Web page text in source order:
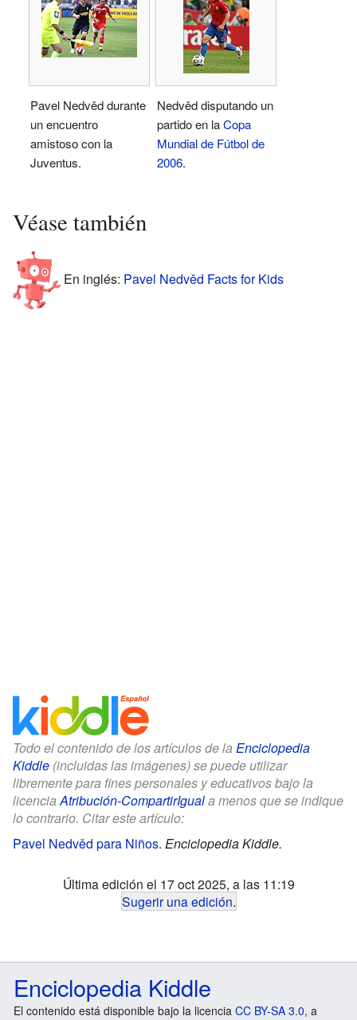
Pavel Nedvěd durante
un encuentro
amistoso con la
Juventus.
Nedvěd disputando un
partido en laCopa
Mundial de Fútbol de
2006.
Véase también
En inglés: Pavel Nedvěd Facts for Kids
Todo el contenido de los artículos de la Enciclopedia
Kiddle (incluidas las imágenes) se puede utilizar
libremente para fines personales y educativos bajo la
licenciaAtribución-CompartirIguala menos que se indique
lo contrario. Citar este artículo:
Pavel Nedvěd para Niños. Enciclopedia Kiddle.
Última edición el 17 oct 2025, a las 11:19
Sugerir una edición.
Enciclopedia Kiddle
El contenido está disponible bajo la licencia CC BY-SA 3.0, a